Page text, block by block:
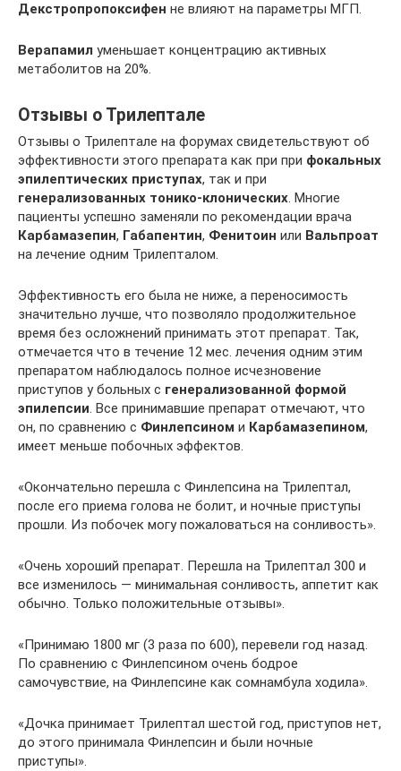
Декстропропоксифен не влияют на параметры МГП.
Верапамил уменьшает концентрацию активных
метаболитов на 20%.
Отзывы о Трилептале
Отзывы о Трилептале на форумах свидетельствуют об
эффективности этого препарата как при при фокальных
эпилептических приступах, так и при
генерализованных тонико-клонических. Многие
пациенты успешно заменяли по рекомендации врача
Карбамазепин, Габапентин, Фенитоин или Вальпроат
на лечение одним Трилепталом.
Эффективность его была не ниже, а переносимость
значительно лучше, что позволяло продолжительное
время без осложнений принимать этот препарат. Так,
отмечается что в течение 12 мес. лечения одним этим
препаратом наблюдалось полное исчезновение
приступов у больных с генерализованной формой
эпилепсии. Все принимавшие препарат отмечают, что
он, по сравнению с Финлепсином и Карбамазепином,
имеет меньше побочных эффектов.
«Окончательно перешла с Финлепсина на Трилептал,
после его приема голова не болит, и ночные приступы
прошли. Из побочек могу пожаловаться на сонливость».
«Очень хороший препарат. Перешла на Трилептал 300 и
все изменилось — минимальная сонливость, аппетит как
обычно. Только положительные отзывы».
«Принимаю 1800 мг (3 раза по 600), перевели год назад.
По сравнению с Финлепсином очень бодрое
самочувствие, на Финлепсине как сомнамбула ходила».
«Дочка принимает Трилептал шестой год, приступов нет,
до этого принимала Финлепсин и были ночные
приступы».